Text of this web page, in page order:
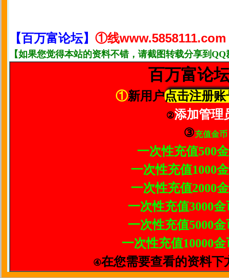
【百万富论坛】 ①线www.5858111.com
【如果您觉得本站的资料不错，请截图转载分享到
百万富论
①新用户点击注册账
②添加管理
③充值金
一次性充值500
一次性充值1000
一次性充值2000
一次性充值3000
一次性充值5000
一次性充值10000
④在您需要查看的资料